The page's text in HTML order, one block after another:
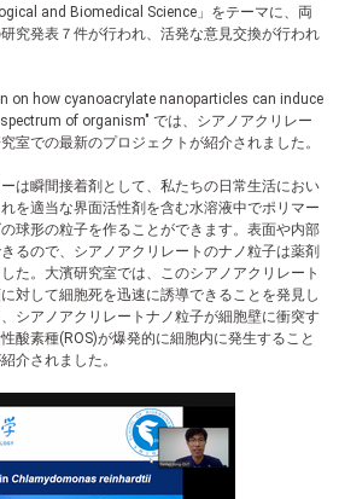
and Biomedical Science」をテーマに、両
究発表７件が行われ、活発な意見交換が行われ
on how cyanoacrylate nanoparticles can induce
of organism" では、シアノアクリレー
室での最新のプロジェクトが紹介されました。
は瞬間接着剤として、私たちの日常生活におい
を適当な界面活性剤を含む水溶液中でポリマー
球形の粒子を作ることができます。表面や内部
るので、シアノアクリレートのナノ粒子は薬剤
た。大濱研究室では、このシアノアクリレート
対して細胞死を迅速に誘導できることを発見し
シアノアクリレートナノ粒子が細胞壁に衝突す
酸素種(ROS)が爆発的に細胞内に発生すること
介されました。